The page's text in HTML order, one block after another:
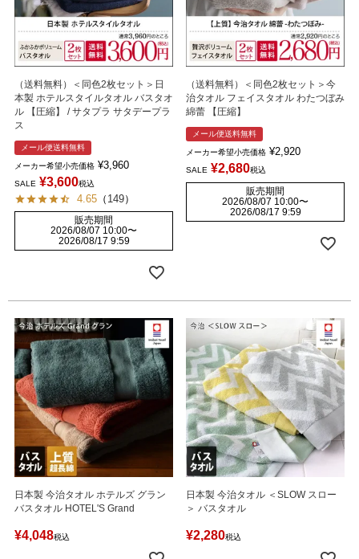
（送料無料）＜同色2枚セット＞日
本製 ホテルスタイルタオル バスタオ
ル 【圧縮】 / サタプラ サタデープラ
ス
メール便送料無料
メーカー希望小売価格 ¥3,960
SALE ¥3,600税込
4.65 （ 149）
販売期間
2026/08/07 10:00〜
2026/08/17 9:59
（送料無料）＜同色2枚セット＞今
治タオル フェイスタオル わたつぼみ
綿蕾 【圧縮】
メール便送料無料
メーカー希望小売価格 ¥2,920
SALE ¥2,680税込
販売期間
2026/08/07 10:00〜
2026/08/17 9:59
日本製 今治タオル ホテルズ グラン
バスタオル HOTEL'S Grand
¥4,048税込
日本製 今治タオル ＜SLOW スロー
＞ バスタオル
¥2,280税込